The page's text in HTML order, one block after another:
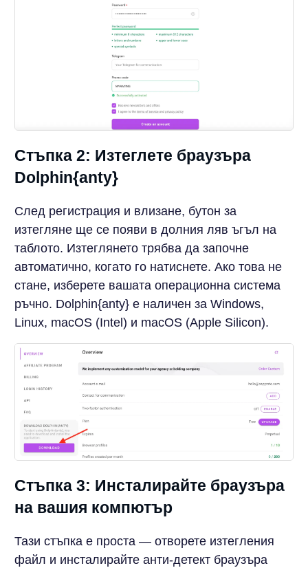
Стъпка 2: Изтеглете браузъра
Dolphin{anty}
След регистрация и влизане, бутон за
изтегляне ще се появи в долния ляв ъгъл на
таблото. Изтеглянето трябва да започне
автоматично, когато го натиснете. Ако това не
стане, изберете вашата операционна система
ръчно. Dolphin{anty} е наличен за Windows,
Linux, macOS (Intel) и macOS (Apple Silicon).
Стъпка 3: Инсталирайте браузъра
на вашия компютър
Тази стъпка е проста — отворете изтегления
файл и инсталирайте анти-детект браузъра